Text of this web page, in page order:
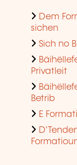
Dem
sichen
Sich no
Privatleit
Betrib
E